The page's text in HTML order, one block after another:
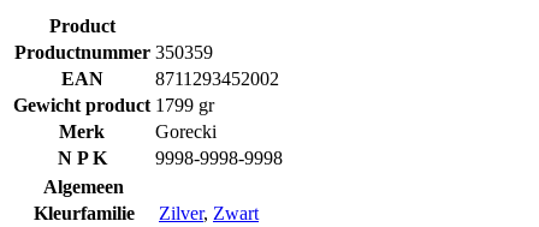
Product
Productnummer 350359
EAN
8711293452002
Gewicht product 1799 gr
Merk
Gorecki
N P K
9998-9998-9998
Algemeen
Kleurfamilie
Zilver, Zwart